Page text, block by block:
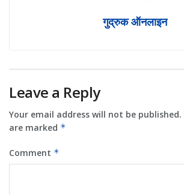
गुद्रुक ऑनलाइन
Leave a Reply
Your email address will not be published.
are marked *
Comment *